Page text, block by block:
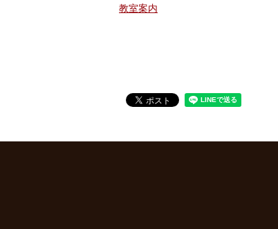
教室案内